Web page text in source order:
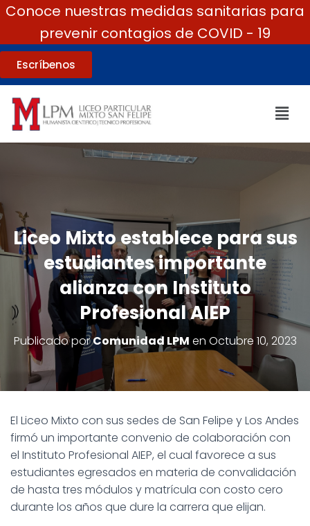
Conoce nuestras medidas sanitarias para
prevenir contagios de COVID - 19
Escríbenos
Liceo Mixto establece para sus
estudiantes importante
alianza con Instituto
Profesional AIEP
Publicado porComunidad LPM en Octubre 10, 2023
El Liceo Mixto con sus sedes de San Felipe y Los Andes
firmó un importante convenio de colaboración con
el Instituto Profesional AIEP, el cual favorece a sus
estudiantes egresados en materia de convalidación
de hasta tres módulos y matrícula con costo cero
durante los años que dure la carrera que elijan.